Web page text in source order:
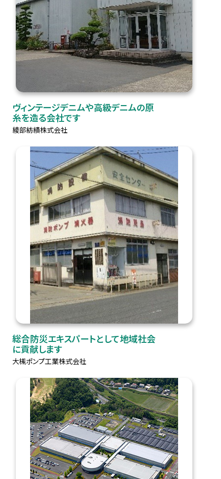
ヴィンテージデニムや高級デニムの原
糸を造る会社です
綾部紡績株式会社
総合防災エキスパートとして地域社会
に貢献します
大槻ポンプ工業株式会社